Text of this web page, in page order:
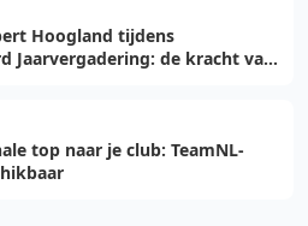
Hoogland tijdens
Jaarvergadering: de kracht van
top naar je club: TeamNL-